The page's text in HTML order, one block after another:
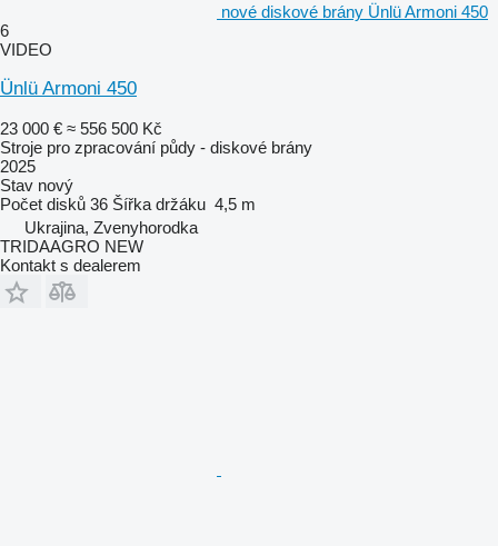
nové diskové brány Ünlü Armoni 450
6
VIDEO
Ünlü Armoni 450
23 000 € ≈ 556 500 Kč
Stroje pro zpracování půdy - diskové brány
2025
Stav nový
Počet disků 36 Šířka držáku 4,5 m
Ukrajina, Zvenyhorodka
TRIDAAGRO NEW
Kontakt s dealerem